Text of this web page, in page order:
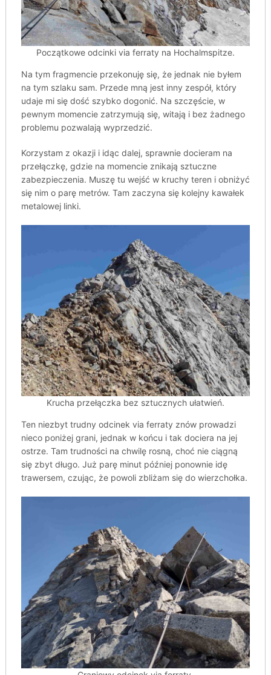
Początkowe odcinki via ferraty na Hochalmspitze.
Na tym fragmencie przekonuję się, że jednak nie byłem
na tym szlaku sam. Przede mną jest inny zespół, który
udaje mi się dość szybko dogonić. Na szczęście, w
pewnym momencie zatrzymują się, witają i bez żadnego
problemu pozwalają wyprzedzić.
Korzystam z okazji i idąc dalej, sprawnie docieram na
przełączkę, gdzie na momencie znikają sztuczne
zabezpieczenia. Muszę tu wejść w kruchy teren i obniżyć
się nim o parę metrów. Tam zaczyna się kolejny kawałek
metalowej linki.
Krucha przełączka bez sztucznych ułatwień.
Ten niezbyt trudny odcinek via ferraty znów prowadzi
nieco poniżej grani, jednak w końcu i tak dociera na jej
ostrze. Tam trudności na chwilę rosną, choć nie ciągną
się zbyt długo. Już parę minut później ponownie idę
trawersem, czując, że powoli zbliżam się do wierzchołka.